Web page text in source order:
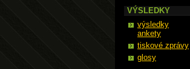
VÝSLEDKY
výsledky
ankety
tiskové zprávy
glosy